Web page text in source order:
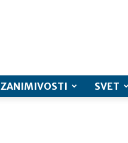
ZANIMIVOSTI SVET